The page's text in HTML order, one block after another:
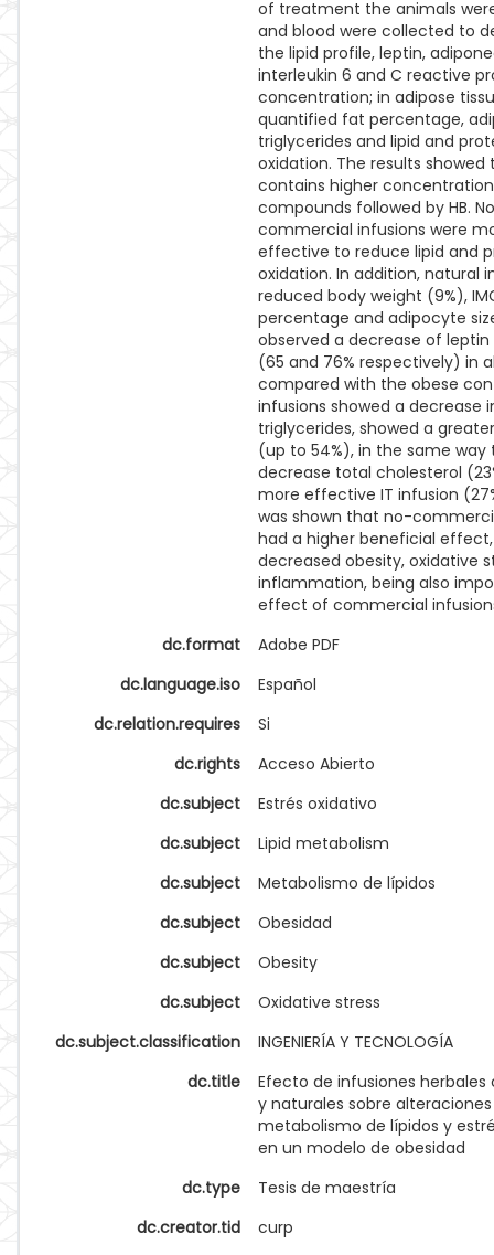
of treatment the animals
and blood were collected to
the lipid profile, leptin,
interleukin 6 and C reactive
concentration; in adipose
quantified fat percentage,
triglycerides and lipid and
oxidation. The results showed
contains higher
compounds followed by HB.
commercial infusions were
effective to reduce lipid and
oxidation. In addition, natural
reduced body weight (9%),
percentage and adipocyte
observed a decrease of leptin
(65 and 76% respectively) in
compared with the obese
infusions showed a decrease
triglycerides, showed a
(up to 54%), in the same way
decrease total cholesterol
more effective IT infusion
was shown that no-
had a higher beneficial
decreased obesity, oxidative
inflammation, being also
effect of commercial
dc.format
Adobe PDF
dc.language.iso
Español
dc.relation.requires
Si
dc.rights
Acceso Abierto
dc.subject
Estrés oxidativo
dc.subject
Lipid metabolism
dc.subject
Metabolismo de lípidos
dc.subject
Obesidad
dc.subject
Obesity
dc.subject
Oxidative stress
dc.subject.classification
INGENIERÍA Y TECNOLOGÍA
dc.title
Efecto de infusiones herbales
y naturales sobre
metabolismo de lípidos y
en un modelo de obesidad
dc.type
Tesis de maestría
dc.creator.tid
curp